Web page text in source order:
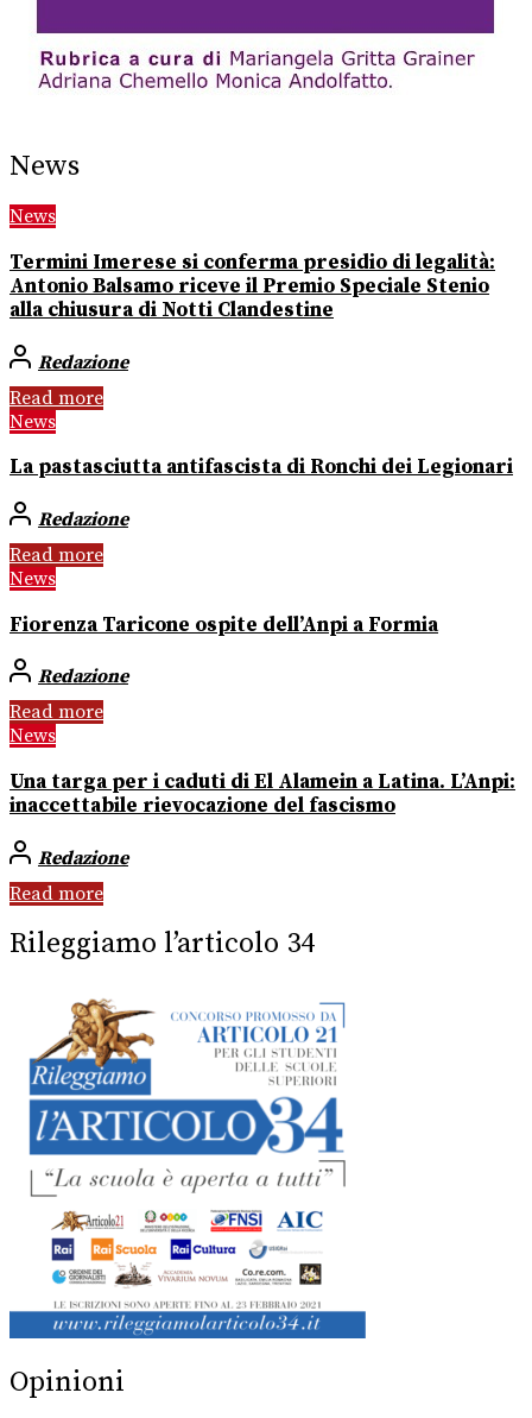
News
News
Termini Imerese si conferma presidio di legalità:
Antonio Balsamo riceve il Premio Speciale Stenio
alla chiusura di Notti Clandestine
Redazione
Read more
News
La pastasciutta antifascista di Ronchi dei Legionari
Redazione
Read more
News
Fiorenza Taricone ospite dell’Anpi a Formia
Redazione
Read more
News
Una targa per i caduti di El Alamein a Latina. L’Anpi:
inaccettabile rievocazione del fascismo
Redazione
Read more
Rileggiamo l’articolo 34
Opinioni